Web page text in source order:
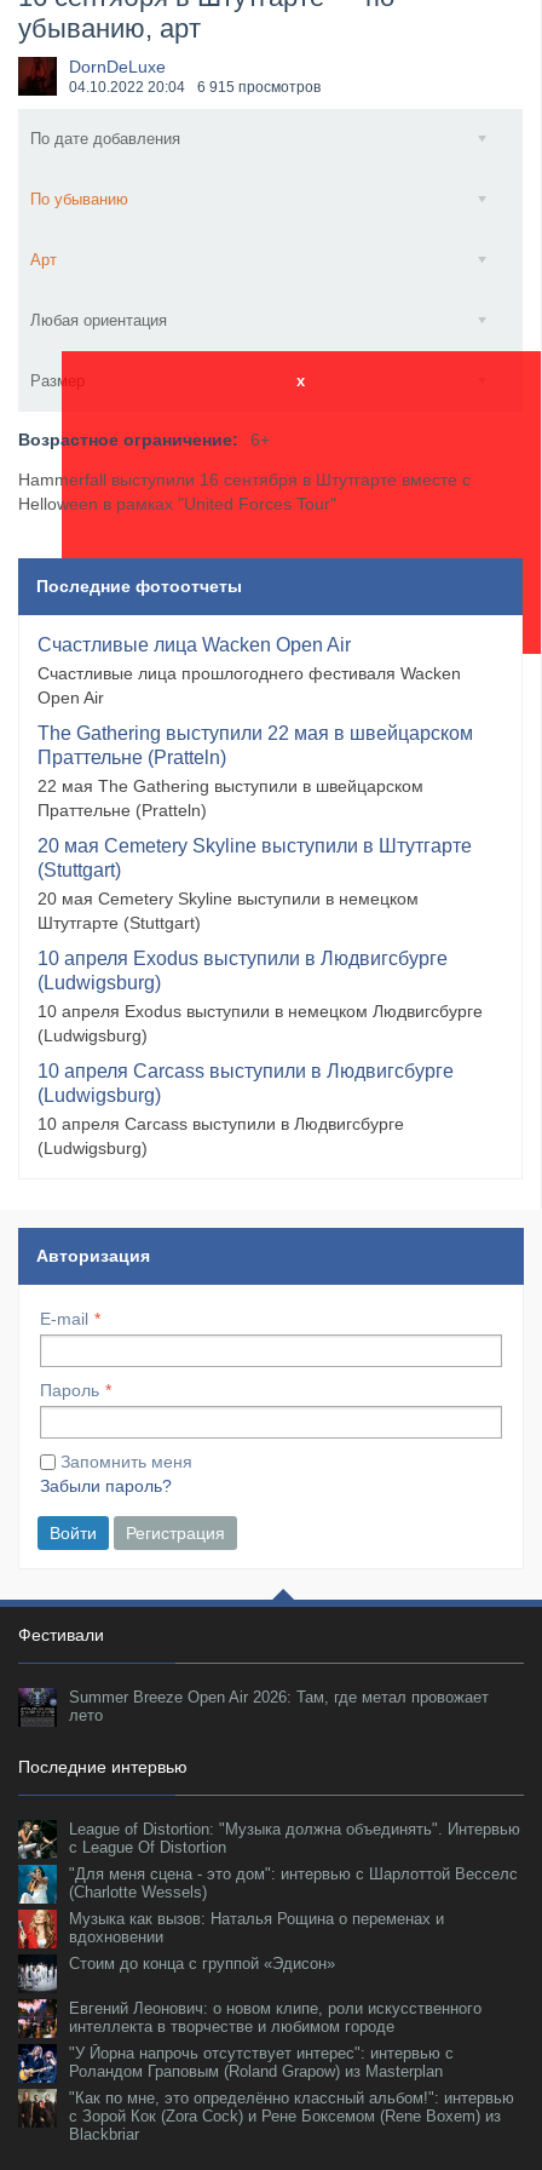
​Anthrax выпустили новый сингл и клип «Everybod...
убыванию, арт
DornDeLuxe
04.10.2022 20:04 6 915 просмотров
По дате добавления
По убыванию
Арт
Любая ориентация
Размер x
Возрастное ограничение: 6+
Hammerfall выступили 16 сентября в Штутгарте вместе с
Helloween в рамках "United Forces Tour"
Последние фотоотчеты
Счастливые лица Wacken Open Air
Счастливые лица прошлогоднего фестиваля Wacken
Open Air
The Gathering выступили 22 мая в швейцарском
Праттельне (Pratteln)
22 мая The Gathering выступили в швейцарском
Праттельне (Pratteln)
20 мая Cemetery Skyline выступили в Штутгарте
(Stuttgart)
20 мая Cemetery Skyline выступили в немецком
Штутгарте (Stuttgart)
10 апреля Exodus выступили в Людвигсбурге
(Ludwigsburg)
10 апреля Exodus выступили в немецком Людвигсбурге
(Ludwigsburg)
10 апреля Carcass выступили в Людвигсбурге
(Ludwigsburg)
10 апреля Carcass выступили в Людвигсбурге
(Ludwigsburg)
Авторизация
E-mail
Пароль
Запомнить меня
Забыли пароль?
Войти Регистрация
Фестивали
Summer Breeze Open Air 2026: Там, где метал провожает
лето
Последние интервью
League of Distortion: "Музыка должна объединять". Интервью
с League Of Distortion
"Для меня сцена - это дом": интервью с Шарлоттой Весселс
(Charlotte Wessels)
Музыка как вызов: Наталья Рощина о переменах и
вдохновении
Стоим до конца с группой «Эдисон»
Евгений Леонович: о новом клипе, роли искусственного
интеллекта в творчестве и любимом городе
"У Йорна напрочь отсутствует интерес": интервью с
Роландом Граповым (Roland Grapow) из Masterplan
"Как по мне, это определённо классный альбом!": интервью
с Зорой Кок (Zora Cock) и Рене Боксемом (Rene Boxem) из
Blackbriar